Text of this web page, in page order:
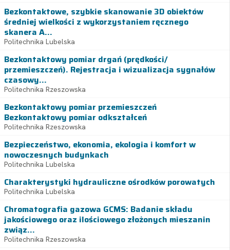
Bezkontaktowe, szybkie skanowanie 3D obiektów
średniej wielkości z wykorzystaniem ręcznego
skanera A...
Politechnika Lubelska
Bezkontaktowy pomiar drgań (prędkości/
przemieszczeń). Rejestracja i wizualizacja sygnałów
czasowy...
Politechnika Rzeszowska
Bezkontaktowy pomiar przemieszczeń
Bezkontaktowy pomiar odkształceń
Politechnika Rzeszowska
Bezpieczeństwo, ekonomia, ekologia i komfort w
nowoczesnych budynkach
Politechnika Lubelska
Charakterystyki hydrauliczne ośrodków porowatych
Politechnika Lubelska
Chromatografia gazowa GCMS: Badanie składu
jakościowego oraz ilościowego złożonych mieszanin
związ...
Politechnika Rzeszowska